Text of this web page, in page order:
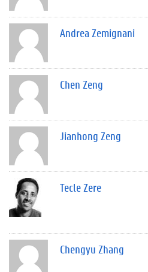
Andrea Zemignani
Chen Zeng
Jianhong Zeng
Tecle Zere
Chengyu Zhang